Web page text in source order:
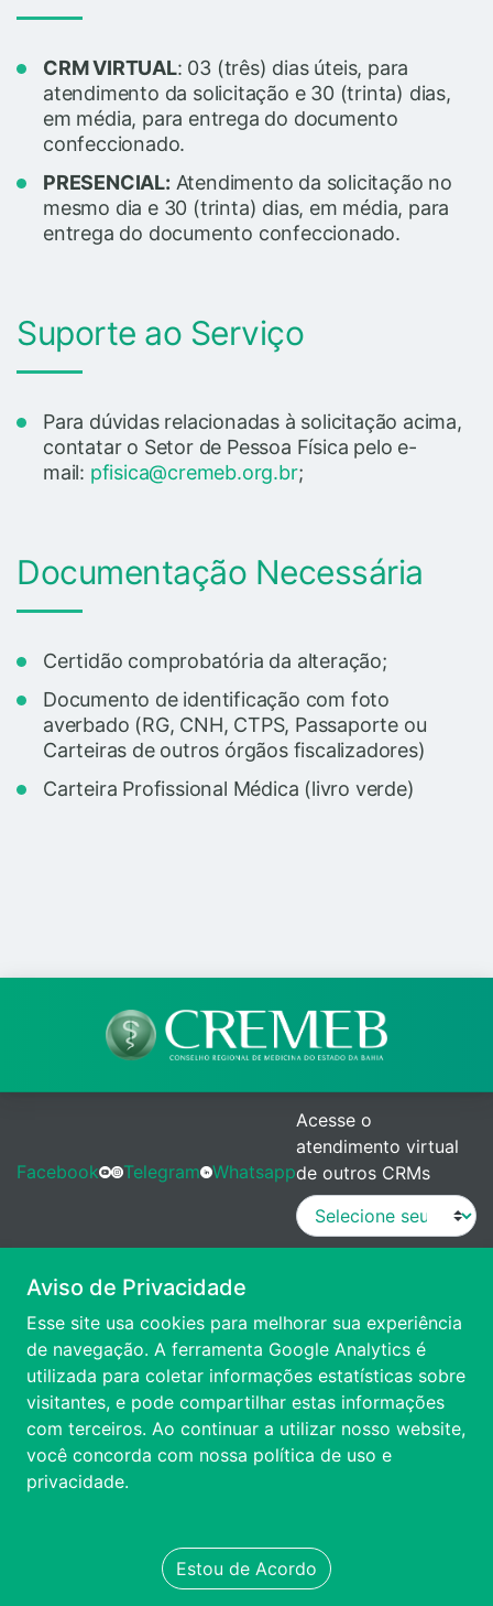
CRM VIRTUAL: 03 (três) dias úteis, para
atendimento da solicitação e 30 (trinta) dias,
em média, para entrega do documento
confeccionado.
PRESENCIAL: Atendimento da solicitação no
mesmo dia e 30 (trinta) dias, em média, para
entrega do documento confeccionado.
Suporte ao Serviço
Para dúvidas relacionadas à solicitação acima,
contatar o Setor de Pessoa Física pelo e-
mail: pfisica@cremeb.org.br;
Documentação Necessária
Certidão comprobatória da alteração;
Documento de identificação com foto
averbado (RG, CNH, CTPS, Passaporte ou
Carteiras de outros órgãos fiscalizadores)
Carteira Profissional Médica (livro verde)
Aviso de Privacidade
Esse site usa cookies para melhorar sua experiência
de navegação. A ferramenta Google Analytics é
utilizada para coletar informações estatísticas sobre
visitantes, e pode compartilhar estas informações
com terceiros. Ao continuar a utilizar nosso website,
você concorda com nossa política de uso e
privacidade.
Estou de Acordo
Facebook Telegram Whatsapp
Acesse o
atendimento virtual
de outros CRMs
VÍDEO DE APRESENTAÇÃO
ACESSIBILIDADE
FALE CONOSCO
TRANSPARÊNCIA